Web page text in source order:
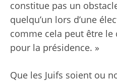
constitue pas un
quelqu’un lors d’une
comme cela peut être le
pour la présidence. »
Que les Juifs soient ou